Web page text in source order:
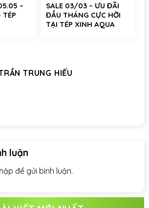
–
TÉP
SALE 03/03 – ƯU ĐÃI
ĐẦU THÁNG CỰC HỜI
TẠI TÉP XINH AQUA
TRUNG HIẾU
luận
để gửi bình luận.